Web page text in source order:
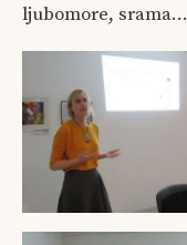
ljubomore, srama…